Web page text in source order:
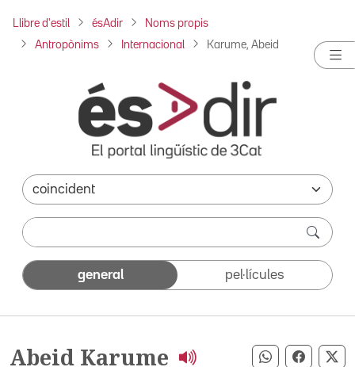
Llibre d'estil ésAdir Noms propis
Antropònims Internacional Karume, Abeid
general pel·lícules
Abeid Karume Compartir